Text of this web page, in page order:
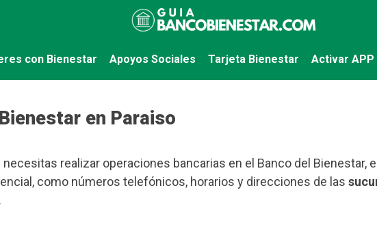
con Bienestar Apoyos Sociales Tarjeta Bienestar Activar APP
en Paraiso
necesitas realizar operaciones bancarias en el Banco del Bienestar,
como números telefónicos, horarios y direcciones de las